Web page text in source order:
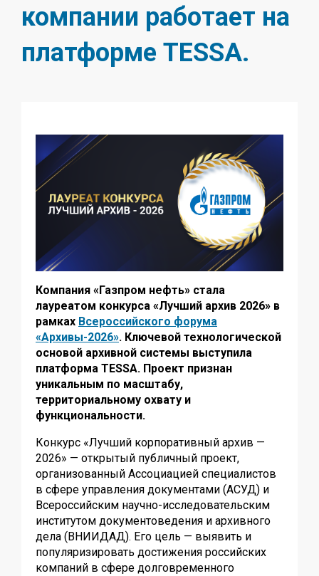
компании работает на
платформе TESSA.
Компания «Газпром нефть» стала
лауреатом конкурса «Лучший архив 2026» в
рамках Всероссийского форума
«Архивы-2026». Ключевой технологической
основой архивной системы выступила
платформа TESSA. Проект признан
уникальным по масштабу,
территориальному охвату и
функциональности.
Конкурс «Лучший корпоративный архив —
2026» — открытый публичный проект,
организованный Ассоциацией специалистов
в сфере управления документами (АСУД) и
Всероссийским научно-исследовательским
институтом документоведения и архивного
дела (ВНИИДАД). Его цель — выявить и
популяризировать достижения российских
компаний в сфере долговременного